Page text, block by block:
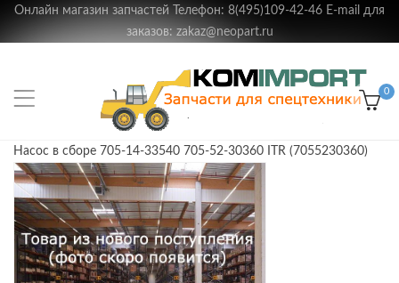
Онлайн магазин запчастей Телефон: 8(495)109-42-46 E-mail для
заказов: zakaz@neopart.ru
0
Насос в сборе 705-14-33540 705-52-30360 ITR (7055230360)